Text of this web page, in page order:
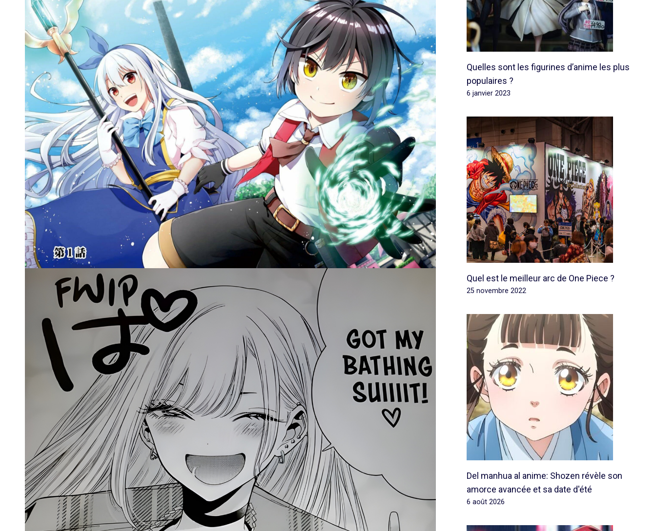
Quelles sont les figurines d’anime les plus
populaires ?
6 janvier 2023
Quel est le meilleur arc de One Piece ?
25 novembre 2022
Del manhua al anime: Shozen révèle son
amorce avancée et sa date d'été
6 août 2026